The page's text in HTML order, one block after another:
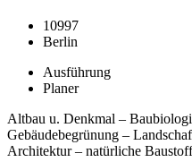
10997
Berlin
Ausführung
Planer
Altbau u. Denkmal –
Gebäudebegrünung –
Architektur – natürliche